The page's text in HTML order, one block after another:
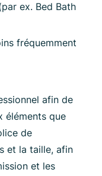
ex. Bed Bath
fréquemment
afin de
éléments que
de
et la taille, afin
et les